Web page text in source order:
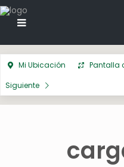
Mi Ubicación Pantalla
Siguiente